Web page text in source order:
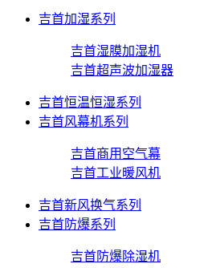
吉首加湿系列
吉首湿膜加湿机
吉首超声波加湿器
吉首恒温恒湿系列
吉首风幕机系列
吉首商用空气幕
吉首工业暖风机
吉首新风换气系列
吉首防爆系列
吉首防爆除湿机